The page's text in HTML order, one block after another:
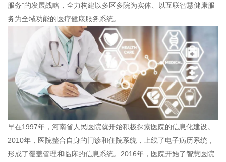
服务”的发展战略，全力构建以多区多院为实体、以互联智慧健康服
务为全域功能的医疗健康服务系统。
早在1997年，河南省人民医院就开始积极探索医院的信息化建设。
2010年，医院整合自身的门诊和住院系统，上线了电子病历系统，
形成了覆盖管理和临床的信息系统。2016年，医院开始了智慧医院